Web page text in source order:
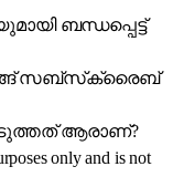
ബന്ധപ്പെട്ട്
സബ്‌സ്‌ക്രൈബ്
ആരാണ്?
only and is not